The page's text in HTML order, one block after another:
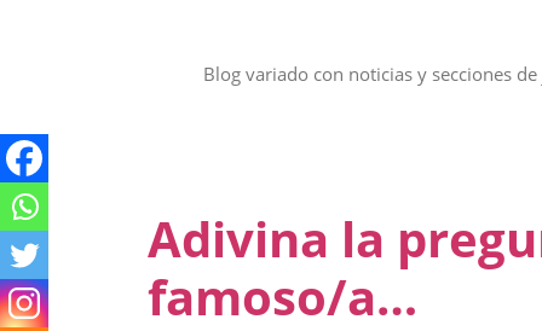
Blog variado con noticias y secciones
Adivina la
famoso/a…